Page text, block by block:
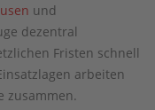
und
dezentral
Fristen schnell
arbeiten
zusammen.